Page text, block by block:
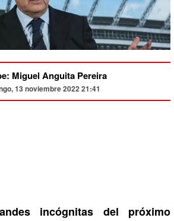
Miguel Anguita Pereira
13 noviembre 2022 21:41
incógnitas del próximo